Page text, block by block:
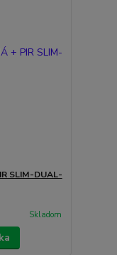
SLIM-DUAL-
Skladom